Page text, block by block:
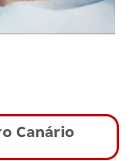
Canário